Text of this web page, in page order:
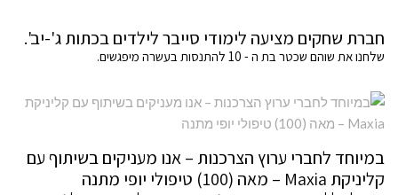
חברת שחקים מציעה לימודי סייבר לילדים בכתות ג'-יב'.
שלחנו את שוהם שכטר בת ה - 10 להתנסות בעשרה מיפגשים.
במיוחד לחברי ערוץ הצרכנות – אנו מעניקים בשיתוף עם
קליניקת Maxia – מאה (100) טיפולי יופי מתנה